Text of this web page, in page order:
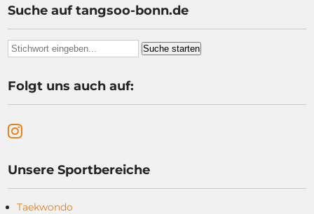
Suche auf tangsoo-bonn.de
Folgt uns auch auf:
Unsere Sportbereiche
Taekwondo